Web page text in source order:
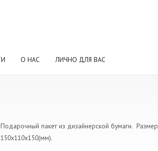
О НАС ЛИЧНО ДЛЯ ВАС
Подарочный пакет из дизайнерской бумаги. Размер
150х110х150(мм).